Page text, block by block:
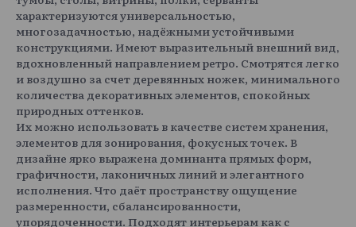
характеризуются универсальностью,
многозадачностью, надёжными устойчивыми
конструкциями. Имеют выразительный внешний вид,
вдохновленный направлением ретро. Смотрятся легко
и воздушно за счет деревянных ножек, минимального
количества декоративных элементов, спокойных
природных оттенков.
Их можно использовать в качестве систем хранения,
элементов для зонирования, фокусных точек. В
дизайне ярко выражена доминанта прямых форм,
графичности, лаконичных линий и элегантного
исполнения. Что даёт пространству ощущение
размеренности, сбалансированности,
упорядоченности. Подходят интерьерам как с